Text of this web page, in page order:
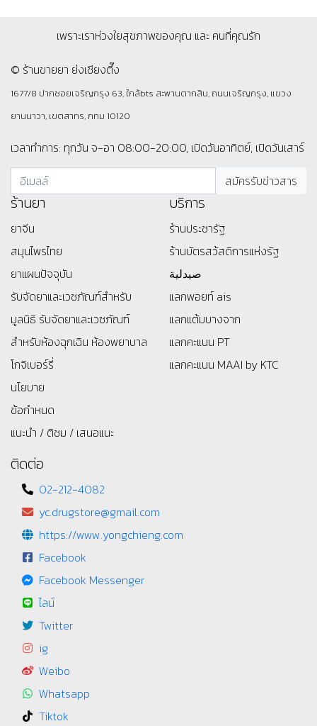
เพราะเราห่วงใยสุขภาพของคุณ และ คนที่คุณรัก
© ร้านขายยา ย่งเชียงตึ๊ง
1677/8 ปากซอยเจริญกรุง 63, ใกล้bts สะพานตากสิน, ถนนเจริญกรุง, แขวง
ยานนาวา, เขตสาทร, กทม 10120
เวลาทำการ: ทุกวัน จ-อา 08:00-20:00, เปิดวันอาทิตย์, เปิดวันเสาร์
ร้านยา
ยาจีน
สมุนไพรไทย
ยาแผนปัจจุบัน
รับจัดยาและเวชภัณฑ์สำหรับ
มูลนิธิ รับจัดยาและเวชภัณฑ์
สำหรับห้องฉุกเฉิน ห้องพยาบาล
โกจิเบอร์รี่
นโยบาย
ข้อกำหนด
แนะนำ / ติชม / เสนอแนะ
บริการ
ร้านประชารัฐ
ร้านบัตรสว้สดิการแห่งรัฐ
صيدلية
แลกพอยท์ ais
แลกแต้มบางจาก
แลกคะแนน PT
แลกคะแนน MAAI by KTC
ติดต่อ
02-212-4082
yc.drugstore@gmail.com
https://www.yongchieng.com
Facebook
Facebook Messenger
ไลน์
Twitter
ig
Weibo
Whatsapp
Tiktok